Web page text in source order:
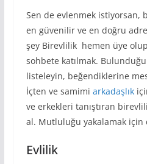
Sen de evlenmek istiyorsan,
en güvenilir ve en doğru
şey Birevlilik hemen üye
sohbete katılmak.
listeleyin, beğendiklerine
İçten ve samimi arkadaşlık
ve erkekleri tanıştıran
al. Mutluluğu yakalamak için
Evlilik